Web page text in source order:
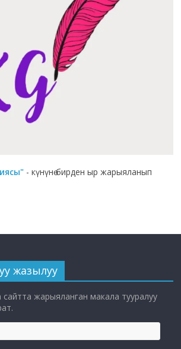
- күнүнө бирден ыр жарыяланып
жазылуу
сайтта жарыяланган макала тууралуу